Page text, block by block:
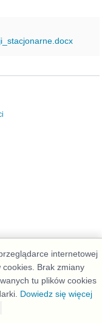
internetowej
Brak zmiany
tu plików cookies
Dowiedz się więcej